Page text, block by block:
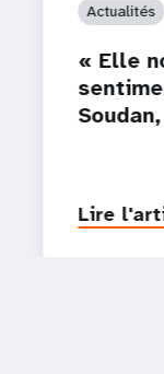
Actualités
« Elle
Lire